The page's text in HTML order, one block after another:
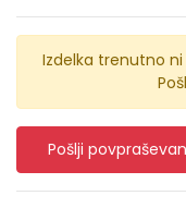
Izdelka trenutno
Pošlji